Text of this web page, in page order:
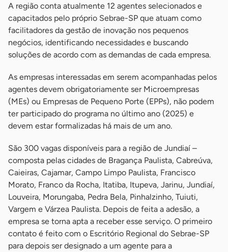
A região conta atualmente 12 agentes selecionados e
capacitados pelo próprio Sebrae-SP que atuam como
facilitadores da gestão de inovação nos pequenos
negócios, identificando necessidades e buscando
soluções de acordo com as demandas de cada empresa.
As empresas interessadas em serem acompanhadas pelos
agentes devem obrigatoriamente ser Microempresas
(MEs) ou Empresas de Pequeno Porte (EPPs), não podem
ter participado do programa no último ano (2025) e
devem estar formalizadas há mais de um ano.
São 300 vagas disponíveis para a região de Jundiaí –
composta pelas cidades de Bragança Paulista, Cabreúva,
Caieiras, Cajamar, Campo Limpo Paulista, Francisco
Morato, Franco da Rocha, Itatiba, Itupeva, Jarinu, Jundiaí,
Louveira, Morungaba, Pedra Bela, Pinhalzinho, Tuiuti,
Vargem e Várzea Paulista. Depois de feita a adesão, a
empresa se torna apta a receber esse serviço. O primeiro
contato é feito com o Escritório Regional do Sebrae-SP
para depois ser designado a um agente para a